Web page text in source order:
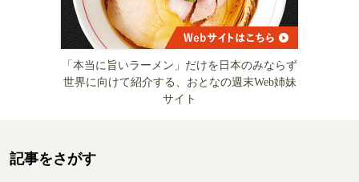
「本当に旨いラーメン」だけを日本のみならず
世界に向けて紹介する、おとなの週末Web姉妹
サイト
記事をさがす